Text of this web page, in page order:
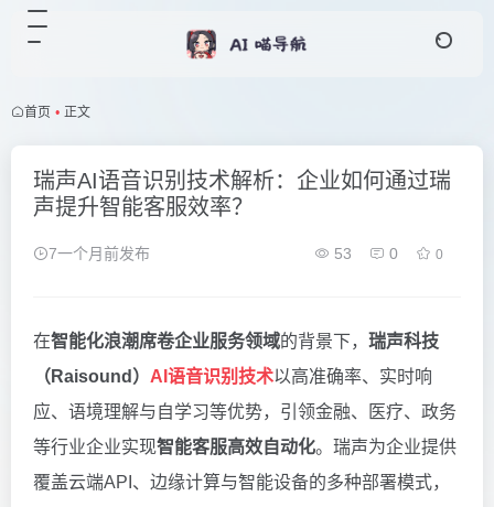
首页 • 正文
瑞声AI语音识别技术解析：企业如何通过瑞
声提升智能客服效率？
7一个月前发布 53 0 0
在智能化浪潮席卷企业服务领域的背景下， 瑞声科技
（Raisound） AI语音识别技术以高准确率、实时响
应、语境理解与自学习等优势，引领金融、医疗、政务
等行业企业实现智能客服高效自动化。瑞声为企业提供
覆盖云端API、边缘计算与智能设备的多种部署模式，